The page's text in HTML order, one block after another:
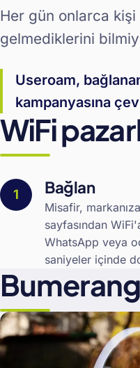
Her gün onlarca kişi
gelmediklerini
Useroam,
kampanyasına
WiFi
Bağlan
Misafir,
sayfasından
WhatsApp veya
saniyeler içinde